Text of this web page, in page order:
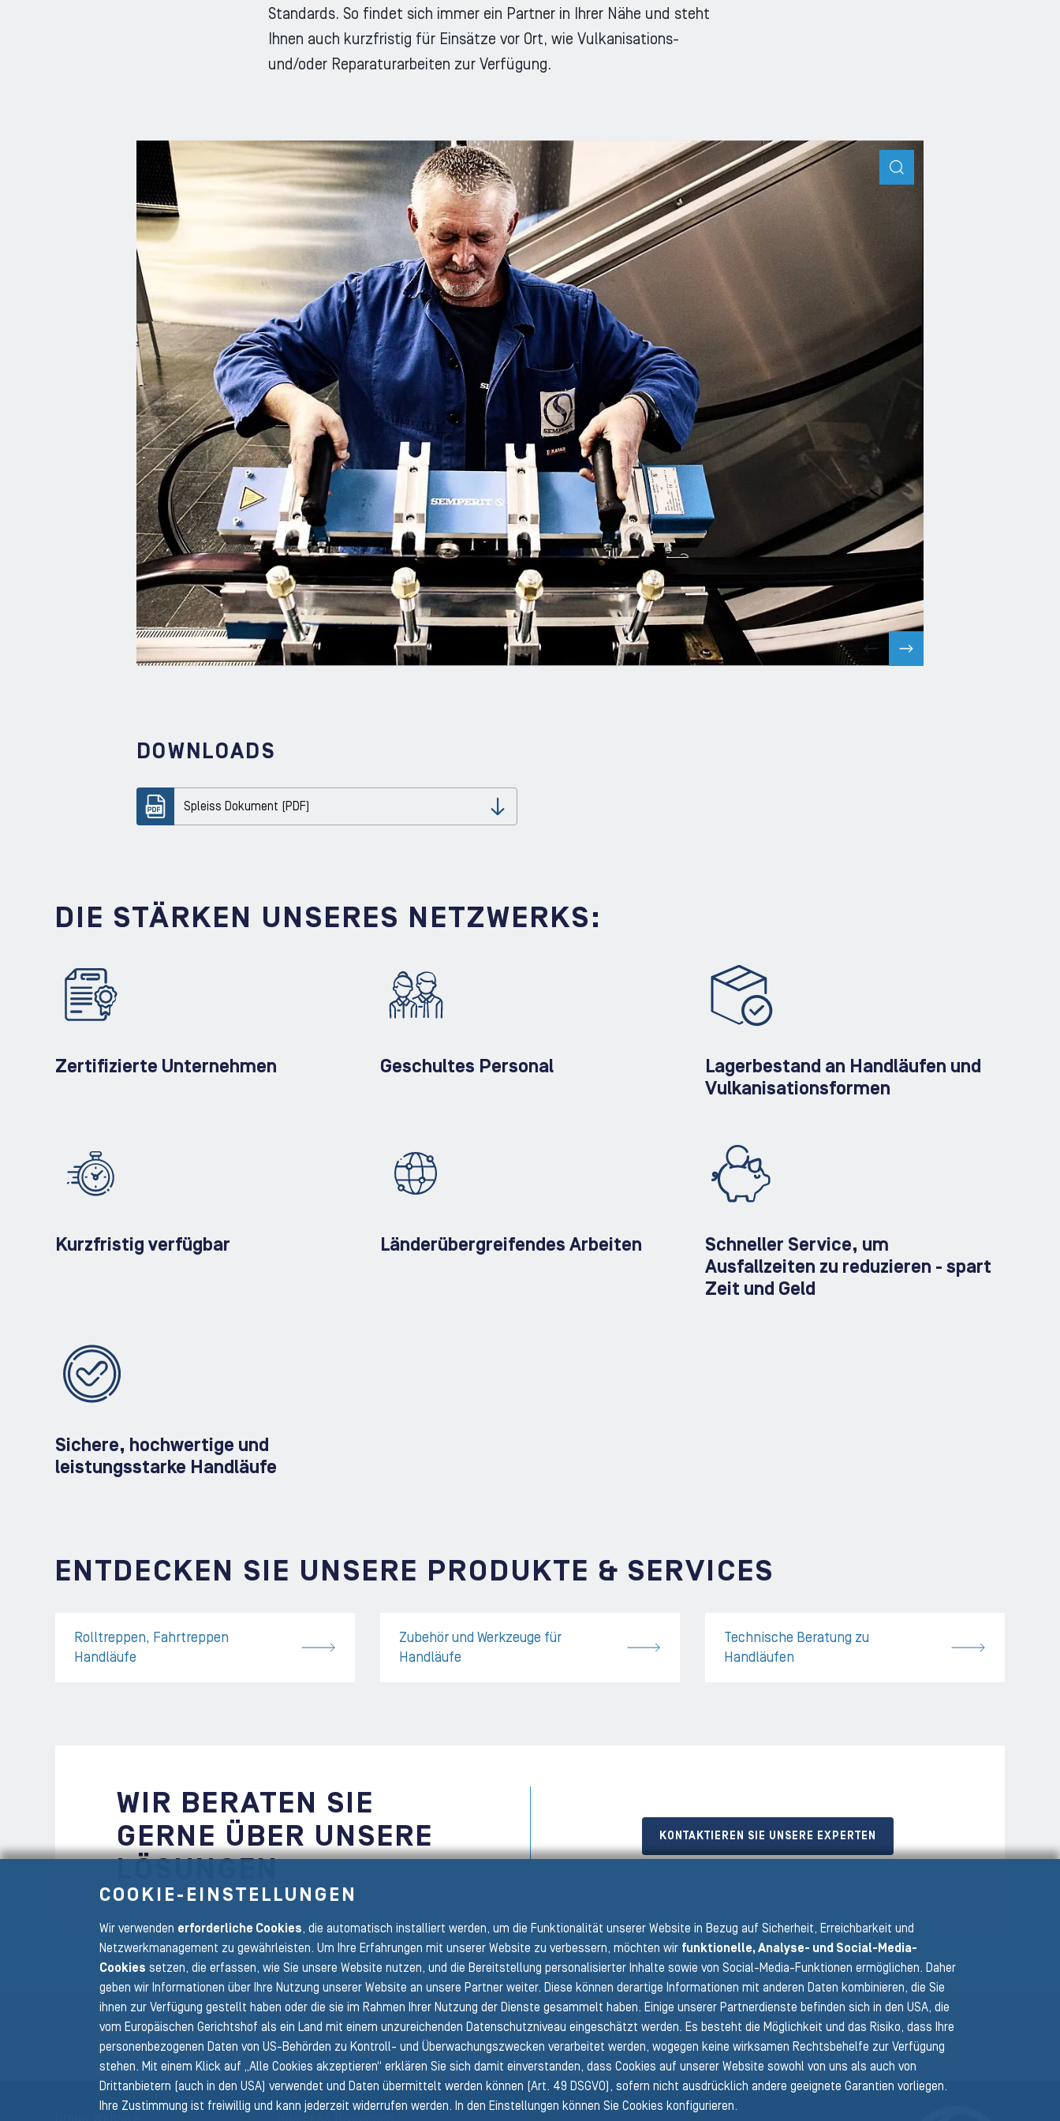
Standards. So findet sich immer ein Partner in Ihrer Nähe und steht
Ihnen auch kurzfristig für Einsätze vor Ort, wie Vulkanisations-
und/oder Reparaturarbeiten zur Verfügung.
ZOOM
PREVIOUS SLIDE
NEXT SLIDE
DOWNLOADS
Spleiss Dokument (PDF)
Download
DIE STÄRKEN UNSERES NETZWERKS:
Zertifizierte Unternehmen Geschultes Personal
Lagerbestand an Handläufen und
Vulkanisationsformen
Kurzfristig verfügbar Länderübergreifendes Arbeiten
Schneller Service, um
Ausfallzeiten zu reduzieren - spart
Zeit und Geld
Sichere, hochwertige und
leistungsstarke Handläufe
ENTDECKEN SIE UNSERE PRODUKTE & SERVICES
Rolltreppen, Fahrtreppen
Handläufe
Zubehör und Werkzeuge für
Handläufe
Technische Beratung zu
Handläufen
WIR BERATEN SIE
GERNE ÜBER UNSERE
LÖSUNGEN
KONTAKTIEREN SIE UNSERE EXPERTEN
Zurück zur Hauptnavigation
ZURÜCK HANDLÄUFE
COOKIE-EINSTELLUNGEN
Wir verwenden erforderliche Cookies, die automatisch installiert werden, um die Funktionalität unserer Website in Bezug auf Sicherheit, Erreichbarkeit und
Netzwerkmanagement zu gewährleisten. Um Ihre Erfahrungen mit unserer Website zu verbessern, möchten wir funktionelle, Analyse- und Social-Media-
Cookies setzen, die erfassen, wie Sie unsere Website nutzen, und die Bereitstellung personalisierter Inhalte sowie von Social-Media-Funktionen ermöglichen. Daher
geben wir Informationen über Ihre Nutzung unserer Website an unsere Partner weiter. Diese können derartige Informationen mit anderen Daten kombinieren, die Sie
ihnen zur Verfügung gestellt haben oder die sie im Rahmen Ihrer Nutzung der Dienste gesammelt haben. Einige unserer Partnerdienste befinden sich in den USA, die
vom Europäischen Gerichtshof als ein Land mit einem unzureichenden Datenschutzniveau eingeschätzt werden. Es besteht die Möglichkeit und das Risiko, dass Ihre
personenbezogenen Daten von US-Behörden zu Kontroll- und Überwachungszwecken verarbeitet werden, wogegen keine wirksamen Rechtsbehelfe zur Verfügung
stehen. Mit einem Klick auf „Alle Cookies akzeptieren“ erklären Sie sich damit einverstanden, dass Cookies auf unserer Website sowohl von uns als auch von
Drittanbietern (auch in den USA) verwendet und Daten übermittelt werden können (Art. 49 DSGVO), sofern nicht ausdrücklich andere geeignete Garantien vorliegen.
Ihre Zustimmung ist freiwillig und kann jederzeit widerrufen werden. In den Einstellungen können Sie Cookies konfigurieren.